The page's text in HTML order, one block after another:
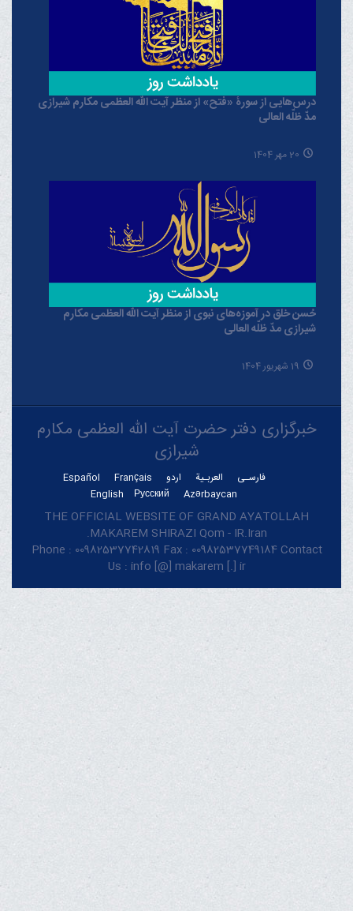
درس‌هایی از سورۀ «فتح» از منظر آیت الله العظمی مکارم شیرازی
مدّ ظلّه العالی
20 مهر 1404
حُسن خلق در آموزه‌های نبوی از منظر آیت الله العظمی مکارم
شیرازی مدّ ظلّه العالی
19 شهریور 1404
خبرگزاری دفتر حضرت آیت الله العظمی مکارم
شیرازی
فارسـی العربـیة اردو Français
Español
Azərbaycan
Русский
English
THE OFFICIAL WEBSITE OF GRAND AYATOLLAH
MAKAREM SHIRAZI Qom - IR.Iran.
Phone : 00982537742819 Fax : 00982537749184 Contact
Us : info [@] makarem [.] ir